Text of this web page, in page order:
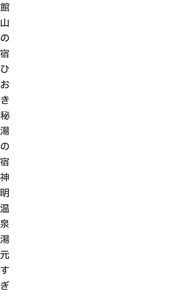
館
山
の
宿
ひ
お
き
秘
湯
の
宿
神
明
温
泉
湯
元
す
ぎ